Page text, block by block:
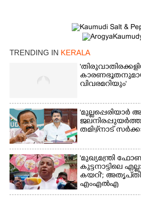
TRENDING IN KERALA
വിവരമറിയും '
'മുല്ലപ്പെരിയാർ
തമിഴ്‌നാട്
'മുഖ്യമന്ത്രി
കുട്ടനാട്ടിലെ
കയറി';
എംഎൽഎ